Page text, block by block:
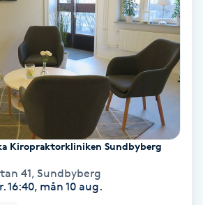
Kiropraktorkliniken Sundbyberg
41, Sundbyberg
16:40, mån 10 aug.